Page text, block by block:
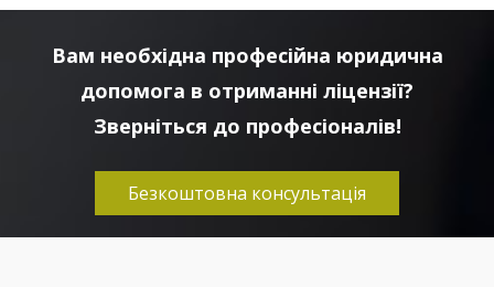
Вам необхідна професійна юридична
допомога в отриманні ліцензії?
Зверніться до професіоналів!
Безкоштовна консультація